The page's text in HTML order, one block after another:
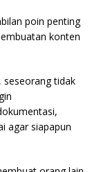
poin penting
konten
seseorang tidak
agar siapapun